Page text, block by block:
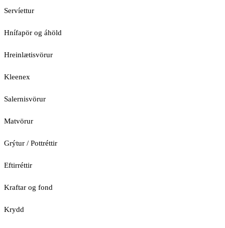
Servíettur
Hnífapör og áhöld
Hreinlætisvörur
Kleenex
Salernisvörur
Matvörur
Grýtur / Pottréttir
Eftirréttir
Kraftar og fond
Krydd